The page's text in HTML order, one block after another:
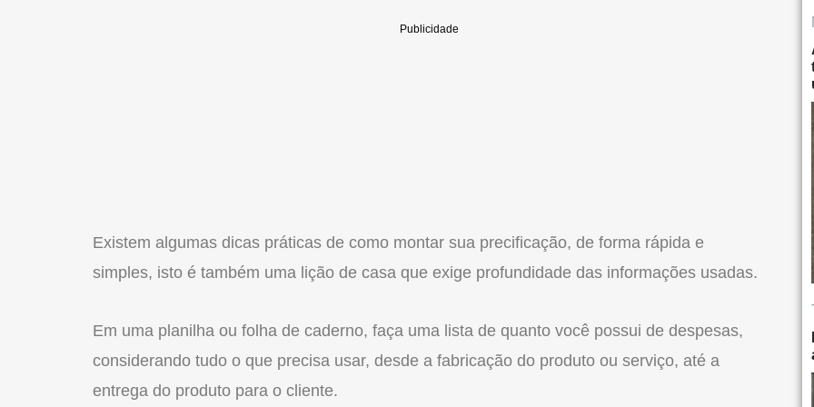
Existem algumas dicas práticas de como montar sua precificação, de forma rápida e
simples, isto é também uma lição de casa que exige profundidade das informações usadas.
Em uma planilha ou folha de caderno, faça uma lista de quanto você possui de despesas,
considerando tudo o que precisa usar, desde a fabricação do produto ou serviço, até a
entrega do produto para o cliente.